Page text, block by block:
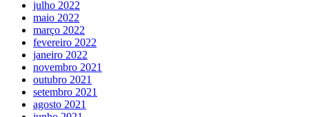
julho 2022
maio 2022
março 2022
fevereiro 2022
janeiro 2022
novembro 2021
outubro 2021
setembro 2021
agosto 2021